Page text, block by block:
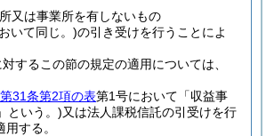
又は事業所を有しないもの
いて同じ。)の引き受けを行うことによ
対するこの節の規定の適用については、
第31条第2項の表第1号において「収益事
という。)又は法人課税信託の引受けを行
する。